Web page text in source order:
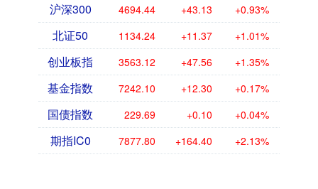
沪深300 4694.44 +43.13 +0.93%
北证50 1134.24 +11.37 +1.01%
创业板指 3563.12 +47.56 +1.35%
基金指数 7242.10 +12.30 +0.17%
国债指数 229.69 +0.10 +0.04%
期指IC0 7877.80 +164.40 +2.13%